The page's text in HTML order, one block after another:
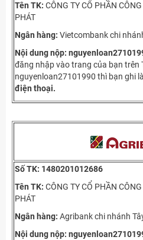
Tên TK: CÔNG TY CỔ PHẦN
PHÁT
Ngân hàng: Vietcombank chi
Nội dung nộp:
đăng nhập vào trang của bạn trên
nguyenloan27101990 thì bạn ghi
điện thoại.
Số TK: 1480201012686
Tên TK: CÔNG TY CỔ PHẦN
PHÁT
Ngân hàng: Agribank chi nhánh
Nội dung nộp: